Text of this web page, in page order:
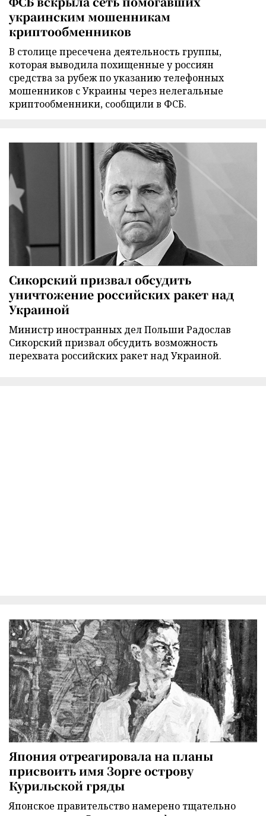
украинским мошенникам
криптообменников
В столице пресечена деятельность группы,
которая выводила похищенные у россиян
средства за рубеж по указанию телефонных
мошенников с Украины через нелегальные
криптообменники, сообщили в ФСБ.
Сикорский призвал обсудить
уничтожение российских ракет над
Украиной
Министр иностранных дел Польши Радослав
Сикорский призвал обсудить возможность
перехвата российских ракет над Украиной.
Япония отреагировала на планы
присвоить имя Зорге острову
Курильской гряды
Японское правительство намерено тщательно